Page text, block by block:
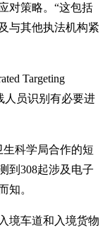
对策略。“这包括
与其他执法机构紧
Targeting
人员识别有必要进
科学局合作的短
到308起涉及电子
知。
境车道和入境货物